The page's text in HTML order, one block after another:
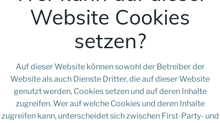
Website Cookies
setzen?
Auf dieser Website können sowohl der Betreiber der
Website als auch Dienste Dritter, die auf dieser Website
genutzt werden, Cookies setzen und auf deren Inhalte
zugreifen. Wer auf welche Cookies und deren Inhalte
zugreifen kann, unterscheidet sich zwischen First-Party- und